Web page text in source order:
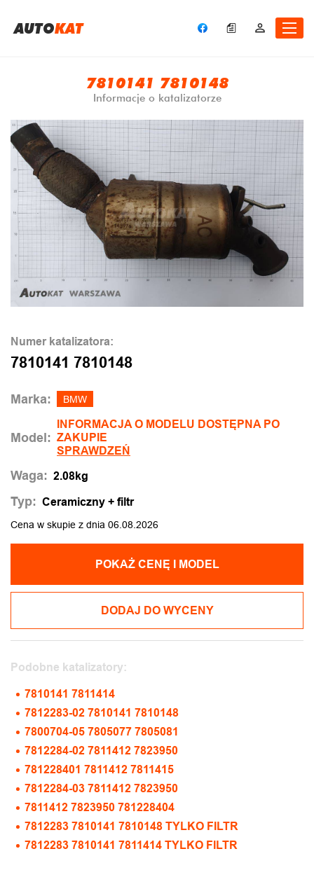
AUTOKAT
7810141 7810148
Informacje o katalizatorze
Numer katalizatora:
7810141 7810148
Marka: BMW
Model:
INFORMACJA O MODELU DOSTĘPNA PO
ZAKUPIE
SPRAWDZEŃ
Waga: 2.08kg
Typ: Ceramiczny + filtr
Cena w skupie z dnia 06.08.2026
POKAŻ CENĘ I MODEL
DODAJ DO WYCENY
Podobne katalizatory:
7810141 7811414
7812283-02 7810141 7810148
7800704-05 7805077 7805081
7812284-02 7811412 7823950
781228401 7811412 7811415
7812284-03 7811412 7823950
7811412 7823950 781228404
7812283 7810141 7810148 TYLKO FILTR
7812283 7810141 7811414 TYLKO FILTR